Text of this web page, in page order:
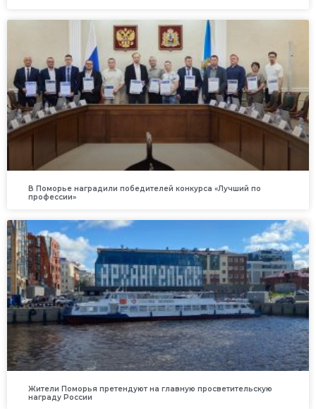
В Поморье наградили победителей конкурса «Лучший по
профессии»
Жители Поморья претендуют на главную просветительскую
награду России